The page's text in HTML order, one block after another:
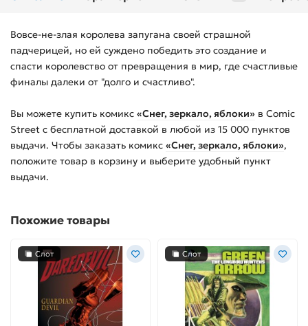
Вовсе-не-злая королева запугана своей страшной
падчерицей, но ей суждено победить это создание и
спасти королевство от превращения в мир, где счастливые
финалы далеки от "долго и счастливо".
Вы можете купить комикс «Снег, зеркало, яблоки» в Comic
Street с бесплатной доставкой в любой из 15 000 пунктов
выдачи. Чтобы заказать комикс «Снег, зеркало, яблоки»,
положите товар в корзину и выберите удобный пункт
выдачи.
Похожие товары
Слот Слот